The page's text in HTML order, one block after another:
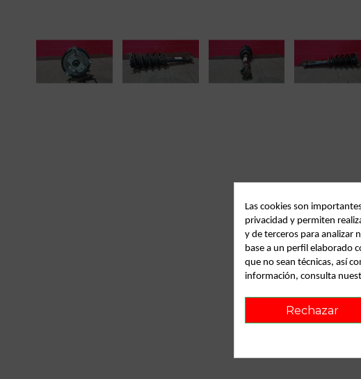
Las cookies son
privacidad y permiten
y de terceros para analizar
base a un perfil elaborado
que no sean técnicas, así
información, consulta
Rechazar